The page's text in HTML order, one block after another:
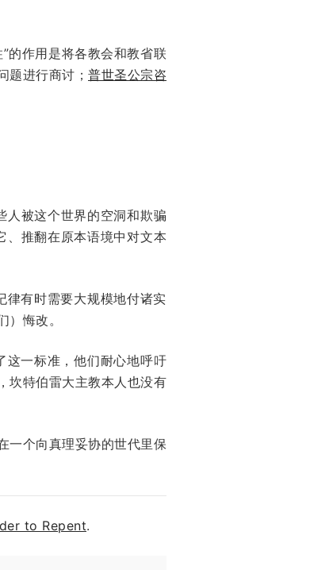
的作用是将各教会和教省联
题进行商讨； 普世圣公宗咨
人被这个世界的空洞和欺骗
、推翻在原本语境中对文本
律有时需要大规模地付诸实
悔改。
这一标准，他们耐心地呼吁
坎特伯雷大主教本人也没有
一个向真理妥协的世代里保
to Repent.